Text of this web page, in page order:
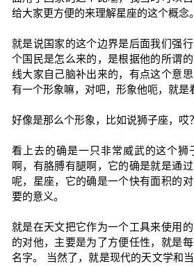
给大家更方便的来理解星座的这个概念。
就是说国家的这个边界是后面我们强
个国民是怎么来的，是根据他的所谓
线大家自己脑补出来的，有点这个意
有一个形象嘛，对吧，形象他呃，就是
好像是那么个形象，比如说狮子座，哎？
看上去的确是一只非常威武的这个狮
啊，有胳膊有腿啊，它的确是就是通
呢，星座，它的确是一个快有面积的
要的意义。
就是在天文把它作为一个工具来使用
的对他，主要是为了方便任性，就是
名字。 当然了，就是现代的天文学和